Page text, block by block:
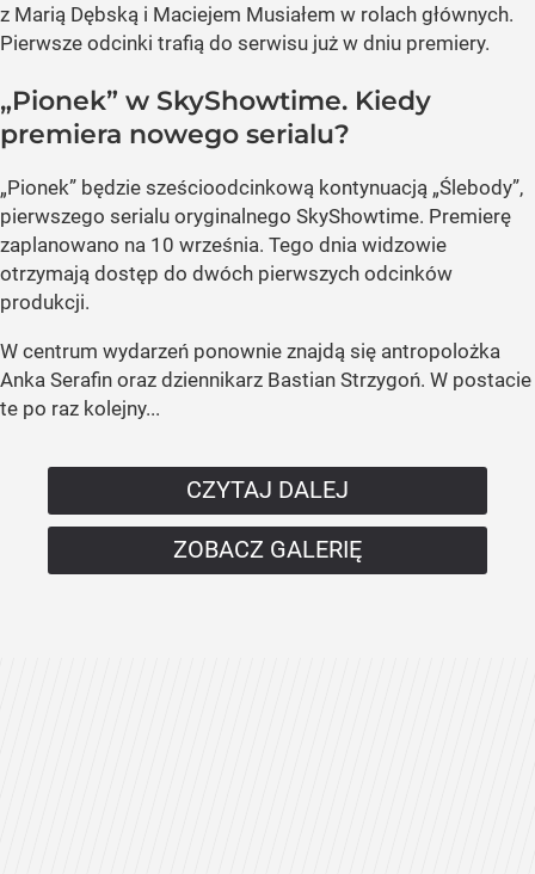
z Marią Dębską i Maciejem Musiałem w rolach głównych.
Pierwsze odcinki trafią do serwisu już w dniu premiery.
„Pionek” w SkyShowtime. Kiedy
premiera nowego serialu?
„Pionek” będzie sześcioodcinkową kontynuacją „Ślebody”,
pierwszego serialu oryginalnego SkyShowtime. Premierę
zaplanowano na 10 września. Tego dnia widzowie
otrzymają dostęp do dwóch pierwszych odcinków
produkcji.
W centrum wydarzeń ponownie znajdą się antropolożka
Anka Serafin oraz dziennikarz Bastian Strzygoń. W postacie
te po raz kolejny...
CZYTAJ DALEJ
ZOBACZ GALERIĘ